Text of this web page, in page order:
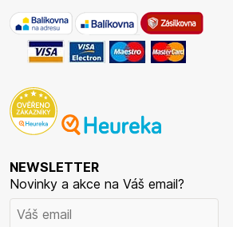
NEWSLETTER
Novinky a akce na Váš email?